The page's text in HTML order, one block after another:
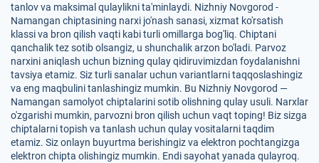
tanlov va maksimal qulaylikni ta'minlaydi. Nizhniy Novgorod -
Namangan chiptasining narxi jo'nash sanasi, xizmat ko'rsatish
klassi va bron qilish vaqti kabi turli omillarga bog'liq. Chiptani
qanchalik tez sotib olsangiz, u shunchalik arzon bo'ladi. Parvoz
narxini aniqlash uchun bizning qulay qidiruvimizdan foydalanishni
tavsiya etamiz. Siz turli sanalar uchun variantlarni taqqoslashingiz
va eng maqbulini tanlashingiz mumkin. Bu Nizhniy Novgorod —
Namangan samolyot chiptalarini sotib olishning qulay usuli. Narxlar
o'zgarishi mumkin, parvozni bron qilish uchun vaqt toping! Biz sizga
chiptalarni topish va tanlash uchun qulay vositalarni taqdim
etamiz. Siz onlayn buyurtma berishingiz va elektron pochtangizga
elektron chipta olishingiz mumkin. Endi sayohat yanada qulayroq.